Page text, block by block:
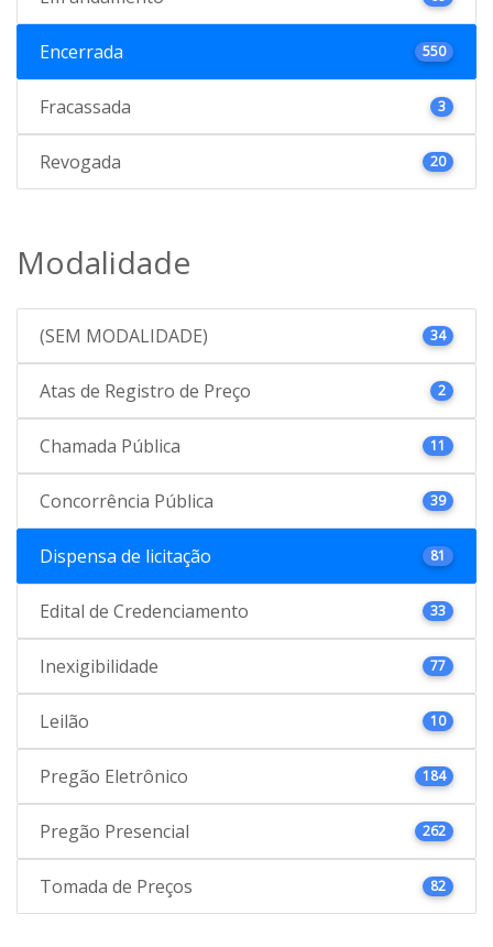
Encerrada 550
Fracassada 3
Revogada 20
Modalidade
(SEM MODALIDADE) 34
Atas de Registro de Preço 2
Chamada Pública 11
Concorrência Pública 39
Dispensa de licitação 81
Edital de Credenciamento 33
Inexigibilidade 77
Leilão 10
Pregão Eletrônico 184
Pregão Presencial 262
Tomada de Preços 82